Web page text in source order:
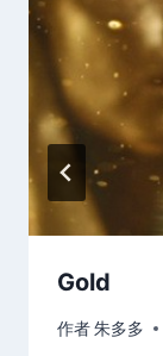
Gold
作者朱多多